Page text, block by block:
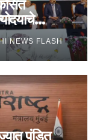
NEWS FLASH
पंडित